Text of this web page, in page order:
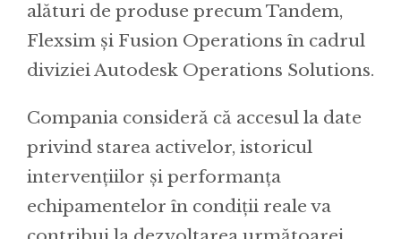
alături de produse precum Tandem,
Flexsim și Fusion Operations în cadrul
diviziei Autodesk Operations Solutions.
Compania consideră că accesul la date
privind starea activelor, istoricul
intervențiilor și performanța
echipamentelor în condiții reale va